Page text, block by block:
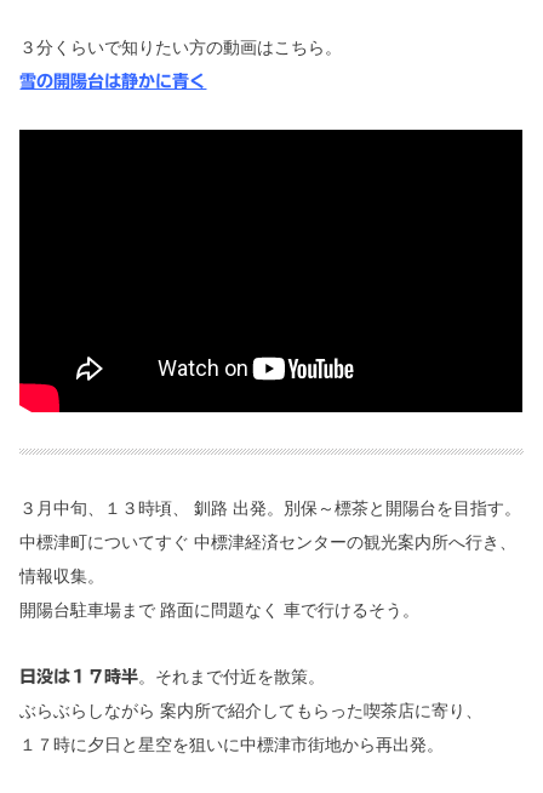
３分くらいで知りたい方の動画はこちら。
雪の開陽台は静かに青く
３月中旬、１３時頃、 釧路 出発。別保～標茶と開陽台を目指す。
中標津町についてすぐ中標津経済センターの観光案内所へ行き、
情報収集。
開陽台駐車場まで 路面に問題なく 車で行けるそう。
日没は１７時半。それまで付近を散策。
ぶらぶらしながら 案内所で紹介してもらった喫茶店に寄り、
１７時に夕日と星空を狙いに中標津市街地から再出発。